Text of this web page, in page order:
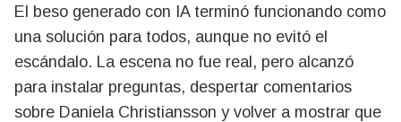
El beso generado con IA terminó funcionando como
una solución para todos, aunque no evitó el
escándalo. La escena no fue real, pero alcanzó
para instalar preguntas, despertar comentarios
sobre Daniela Christiansson y volver a mostrar que